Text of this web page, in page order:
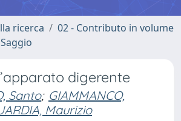
ricerca
02 - Contributo in volume
digerente
Santo; GIAMMANCO,
Maurizio